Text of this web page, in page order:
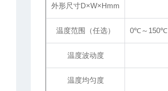
外形尺寸D×W×Hmm
温度范围（任选） 0℃～150℃
温度波动度
温度均匀度